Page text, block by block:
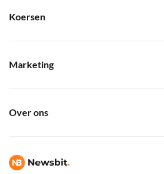
Koersen
Marketing
Over ons